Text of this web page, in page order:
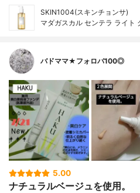
SKIN1004(スキンチョンサ)
マダガスカル センテラ ライト
バドママ★フォロバ100◎
5.00
ナチュラルベージュを使用。